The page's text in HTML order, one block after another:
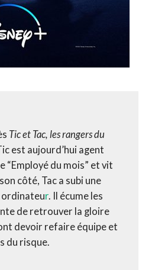
Tic et Tac, les rangers du
est aujourd’hui agent
“Employé du mois” et vit
côté, Tac a subi une
ordinateur. Il écume les
de retrouver la gloire
devoir refaire équipe et
du risque.